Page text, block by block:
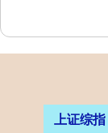
上证综指